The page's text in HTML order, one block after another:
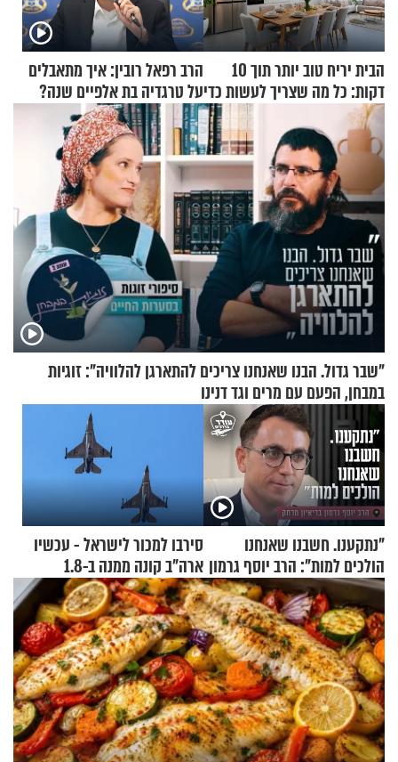
הבית יריח טוב יותר תוך 10
דקות: כל מה שצריך לעשות כדי
לרענן את הבית
הרב רפאל רובין: איך מתאבלים
על טרגדיה בת אלפיים שנה?
"שבר גדול. הבנו שאנחנו צריכים להתארגן להלוויה": זוגיות
במבחן, הפעם עם מרים וגד דנינו
"נתקענו. חשבנו שאנחנו
הולכים למות": הרב יוסף גרמון
בריאיון מרתק
סירבו למכור לישראל - עכשיו
ארה"ב קונה ממנה ב-1.8
מיליארד דולר